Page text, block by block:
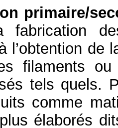
primaire/
fabrication
l’obtention de
filaments ou
tels quels.
comme
élaborés